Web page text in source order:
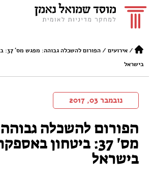
/אירועים /
בישראל
נובמבר 03, 2017
הפורום להשכלה
מס' 37: ביטחון
בישראל